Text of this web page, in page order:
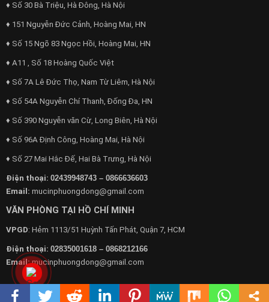
♦ Số 30 Bà Triệu, Hà Đông, Hà Nội
♦ 151 Nguyễn Đức Cảnh, Hoàng Mai, HN
♦ Số 15 Ngõ 83 Ngọc Hồi, Hoàng Mai, HN
♦ A11 , Số 18 Hoàng Quốc Việt
♦ Số 7A Lê Đức Thọ, Nam Từ Liêm, Hà Nội
♦ Số 54A Nguyễn Chí Thanh, Đống Đa, HN
♦ Số 390 Nguyễn văn Cừ, Long Biên, Hà Nội
♦ Số 96A Định Công, Hoàng Mai, Hà Nội
♦ Số 27 Mai Hắc Đế, Hai Bà Trưng, Hà Nội
Điện thoại: 02439948743 – 0866636603
Email: mucinphuongdong@gmail.com
VĂN PHÒNG TẠI HỒ CHÍ MINH
VPGD: Hẻm 1113/51 Huỳnh Tấn Phát, Quận 7, HCM
Điện thoại: 02835001618 – 0868212166
Email: mucinphuongdong@gmail.com
Mực In Phương Đông – Dịch vụ tận nơi